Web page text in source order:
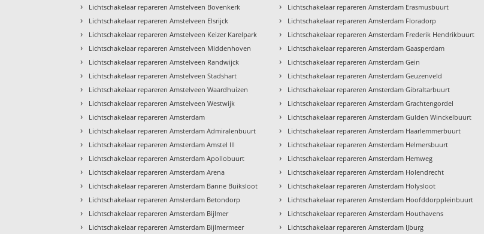
› Lichtschakelaar repareren Amstelveen Bovenkerk
› Lichtschakelaar repareren Amstelveen Elsrijck
› Lichtschakelaar repareren Amstelveen Keizer Karelpark
› Lichtschakelaar repareren Amstelveen Middenhoven
› Lichtschakelaar repareren Amstelveen Randwijck
› Lichtschakelaar repareren Amstelveen Stadshart
› Lichtschakelaar repareren Amstelveen Waardhuizen
› Lichtschakelaar repareren Amstelveen Westwijk
› Lichtschakelaar repareren Amsterdam
› Lichtschakelaar repareren Amsterdam Admiralenbuurt
› Lichtschakelaar repareren Amsterdam Amstel III
› Lichtschakelaar repareren Amsterdam Apollobuurt
› Lichtschakelaar repareren Amsterdam Arena
› Lichtschakelaar repareren Amsterdam Banne Buiksloot
› Lichtschakelaar repareren Amsterdam Betondorp
› Lichtschakelaar repareren Amsterdam Bijlmer
› Lichtschakelaar repareren Amsterdam Bijlmermeer
› Lichtschakelaar repareren Amsterdam Erasmusbuurt
› Lichtschakelaar repareren Amsterdam Floradorp
› Lichtschakelaar repareren Amsterdam Frederik Hendrikbuurt
› Lichtschakelaar repareren Amsterdam Gaasperdam
› Lichtschakelaar repareren Amsterdam Gein
› Lichtschakelaar repareren Amsterdam Geuzenveld
› Lichtschakelaar repareren Amsterdam Gibraltarbuurt
› Lichtschakelaar repareren Amsterdam Grachtengordel
› Lichtschakelaar repareren Amsterdam Gulden Winckelbuurt
› Lichtschakelaar repareren Amsterdam Haarlemmerbuurt
› Lichtschakelaar repareren Amsterdam Helmersbuurt
› Lichtschakelaar repareren Amsterdam Hemweg
› Lichtschakelaar repareren Amsterdam Holendrecht
› Lichtschakelaar repareren Amsterdam Holysloot
› Lichtschakelaar repareren Amsterdam Hoofddorppleinbuurt
› Lichtschakelaar repareren Amsterdam Houthavens
› Lichtschakelaar repareren Amsterdam IJburg